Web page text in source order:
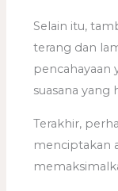
Selain itu,
terang dan
suasana
Terakhir,
menciptakan